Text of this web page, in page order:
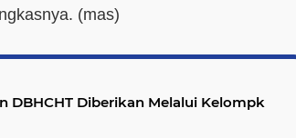
(mas)
DBHCHT Diberikan Melalui Kelompk